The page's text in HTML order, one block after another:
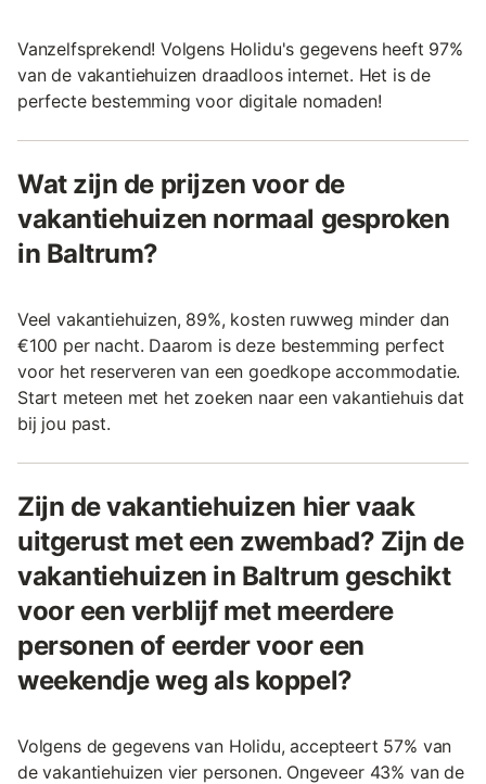
Vanzelfsprekend! Volgens Holidu's gegevens heeft 97%
van de vakantiehuizen draadloos internet. Het is de
perfecte bestemming voor digitale nomaden!
Wat zijn de prijzen voor de
vakantiehuizen normaal gesproken
in Baltrum?
Veel vakantiehuizen, 89%, kosten ruwweg minder dan
€100 per nacht. Daarom is deze bestemming perfect
voor het reserveren van een goedkope accommodatie.
Start meteen met het zoeken naar een vakantiehuis dat
bij jou past.
Zijn de vakantiehuizen hier vaak
uitgerust met een zwembad? Zijn de
vakantiehuizen in Baltrum geschikt
voor een verblijf met meerdere
personen of eerder voor een
weekendje weg als koppel?
Volgens de gegevens van Holidu, accepteert 57% van
de vakantiehuizen vier personen. Ongeveer 43% van de